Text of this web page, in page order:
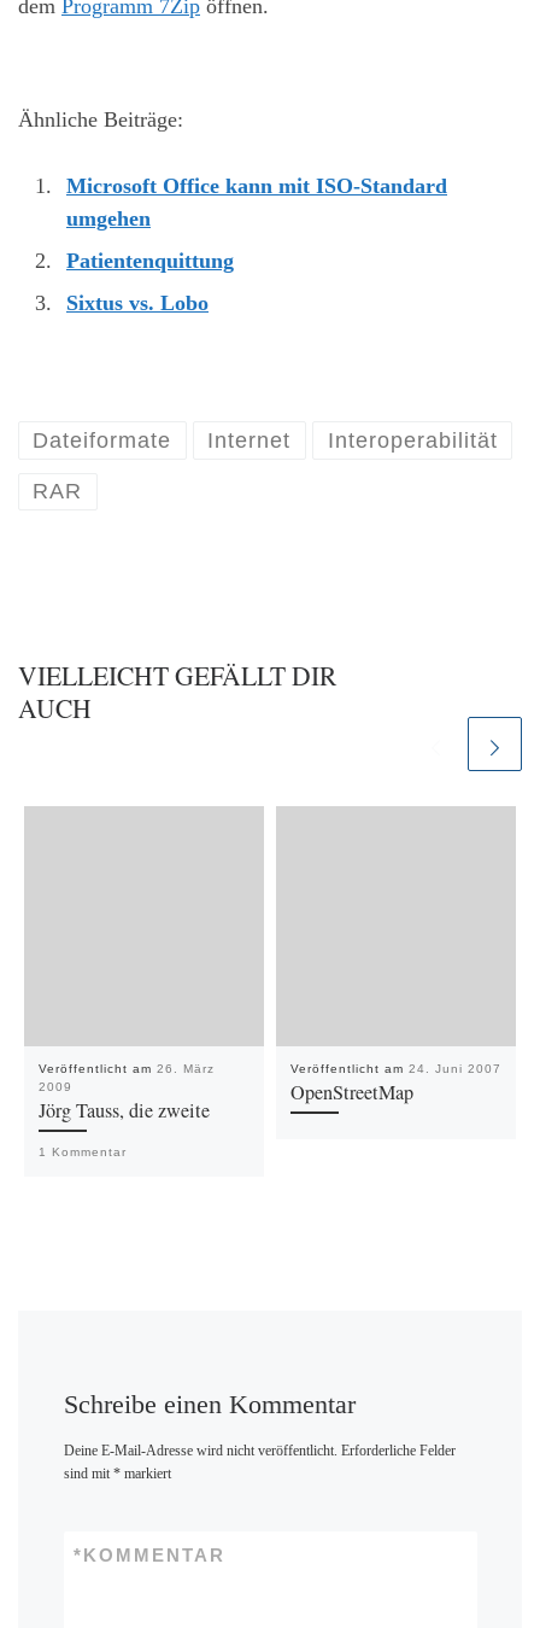
dem Programm 7Zip öffnen.
Ähnliche Beiträge:
Microsoft Office kann mit ISO-Standard
umgehen
Patientenquittung
Sixtus vs. Lobo
Dateiformate Internet Interoperabilität
RAR
VIELLEICHT GEFÄLLT DIR
AUCH
Veröffentlicht am 26. März
2009
Jörg Tauss, die zweite
1 Kommentar
Veröffentlicht am 24. Juni 2007
OpenStreetMap
Schreibe einen Kommentar
Deine E-Mail-Adresse wird nicht veröffentlicht. Erforderliche Felder
sind mit *markiert
KOMMENTAR
*